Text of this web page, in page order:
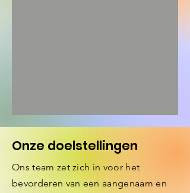
Onze doelstellingen
​Ons team zet zich in voor het
bevorderen van een aangenaam en